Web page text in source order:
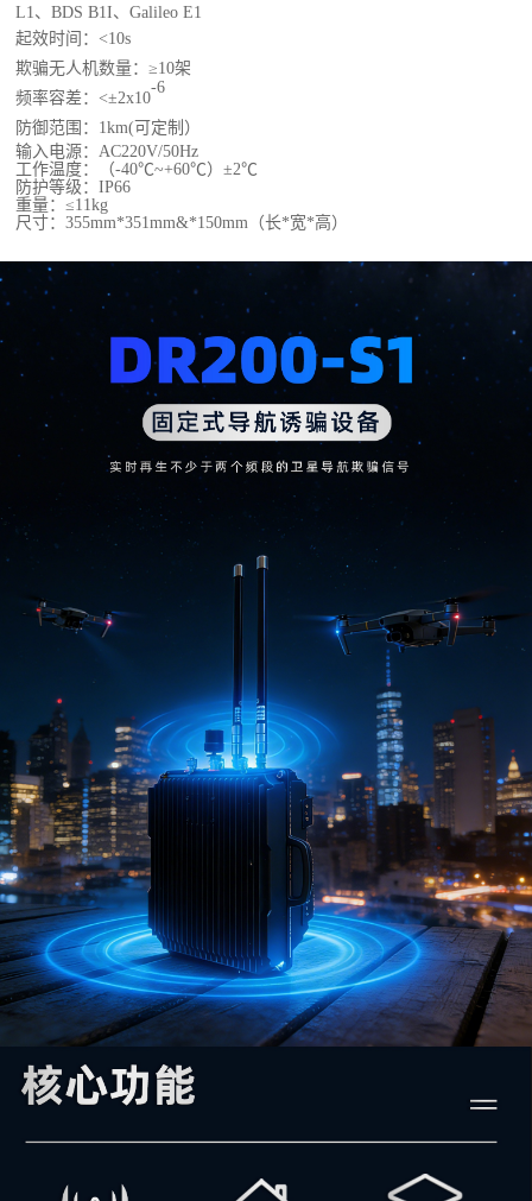
L1、BDS B1I、Galileo E1
起效时间： <10s
欺骗无人机数量：≥10架
频率容差： <±2x10
-6
防御范围： 1km(可定制）
输入电源：AC220V/50Hz
工作温度：（-40℃~+60℃）±2℃
防护等级：IP66
重量：≤11kg
尺寸：355mm*351mm&*150mm（长*宽*高）